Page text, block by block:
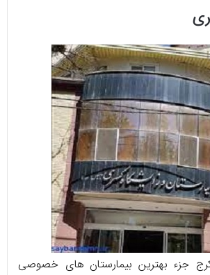
جزء بهترین بیمارستان های خصوصی